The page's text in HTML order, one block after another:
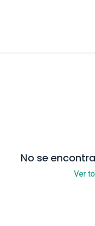
No se
Ver